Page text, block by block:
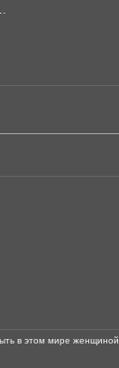
в этом мире женщиной